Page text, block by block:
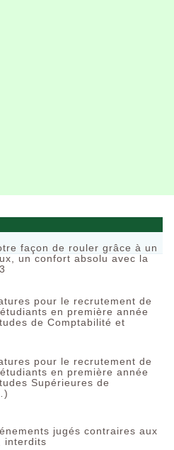
façon de rouler grâce à un
un confort absolu avec la
pour le recrutement de
en première année
de Comptabilité et
pour le recrutement de
en première année
Supérieures de
jugés contraires aux
interdits